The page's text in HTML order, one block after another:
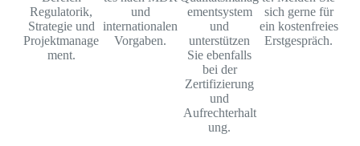
Regulatorik,
Strategie und
Projektmanage
ment.
und
internationalen
Vorgaben.
ementsystem
und
unterstützen
Sie ebenfalls
bei der
Zertifizierung
und
Aufrechterhalt
ung.
sich gerne für
ein kostenfreies
Erstgespräch.